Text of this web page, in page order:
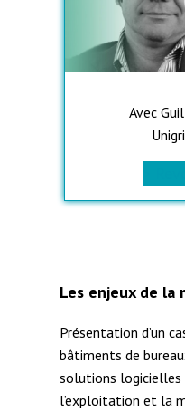
Avec
Les enjeux de la
Présentation d’un
bâtiments de
solutions logicielles
l’exploitation et la